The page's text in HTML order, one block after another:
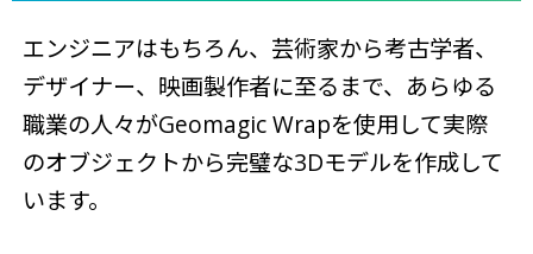
エンジニアはもちろん、芸術家から考古学者、
デザイナー、映画製作者に至るまで、あらゆる
職業の人々がGeomagic Wrapを使用して実際
のオブジェクトから完璧な3Dモデルを作成して
います。